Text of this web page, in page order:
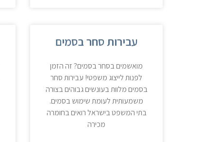
עבירות סחר בסמים
מואשמים בסחר בסמים? זה הזמן
לפנות לייצוג משפטי! עבירות סחר
בסמים מלוות בעונשים גבוהים בצורה
משמעותית לעומת שימוש בסמים.
בתי המשפט בישראל רואים בחומרה
מכירה